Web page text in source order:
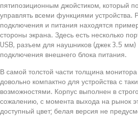
пятипозиционным джойстиком, который
управлять всеми функциями устройства.
подключения и питания находятся
стороны экрана. Здесь есть несколько
USB, разъем для наушников (джек 3.5
подключения внешнего блока питания.
В самой толстой части толщина
довольно компактно для устройства с
возможностями. Корпус выполнен в
сожалению, с момента выхода на рынок
доступный цвет; белая версия не